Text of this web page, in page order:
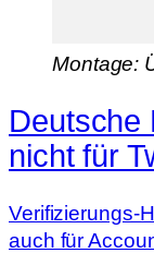
Montage:
Deutsche
nicht für
Verifizierungs-
auch für